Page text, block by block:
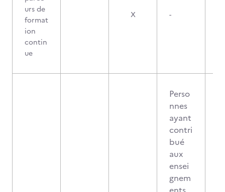
urs de
format
ion
contin
ue
X -
Perso
nnes
ayant
contri
bué
aux
ensei
gnem